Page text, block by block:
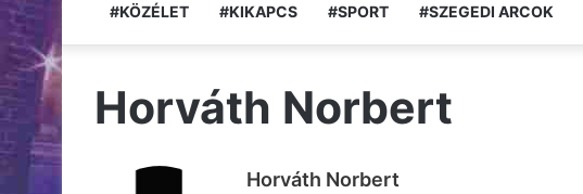
#KÖZÉLET #KIKAPCS #SPORT #SZEGEDI ARCOK
Horváth Norbert
Horváth Norbert